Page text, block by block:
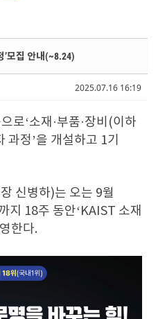
2025.07.16 16:19
’모집 안내(~8.24)
로‘소재·부품·장비(이하
과정’을 개설하고 1기
신병하)는 오는 9월
지 18주 동안‘KAIST 소재
한다.
치북5
치북5
치북5
치북5